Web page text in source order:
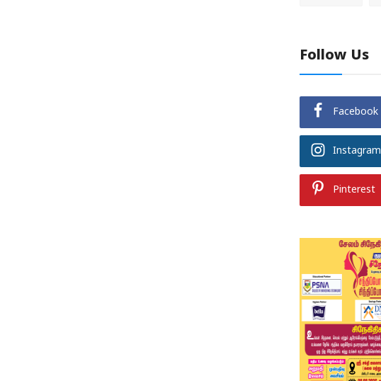
Follow Us
Facebook
Instagram
Pinterest